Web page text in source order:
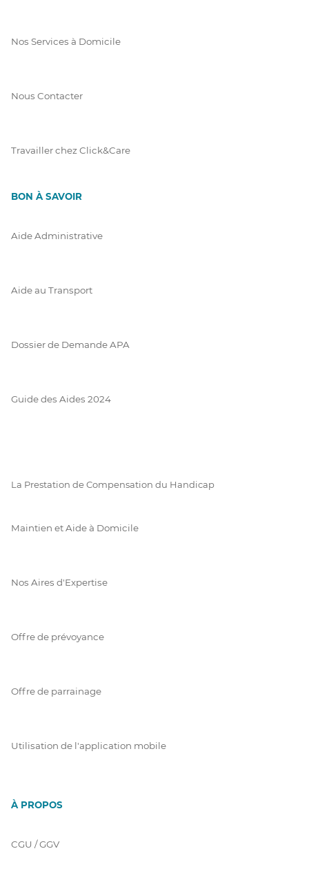
Nos Services à Domicile
Nous Contacter
Travailler chez Click&Care
BON À SAVOIR
Aide Administrative
Aide au Transport
Dossier de Demande APA
Guide des Aides 2024
La Prestation de Compensation du Handicap
Maintien et Aide à Domicile
Nos Aires d'Expertise
Offre de prévoyance
Offre de parrainage
Utilisation de l'application mobile
À PROPOS
CGU / GGV